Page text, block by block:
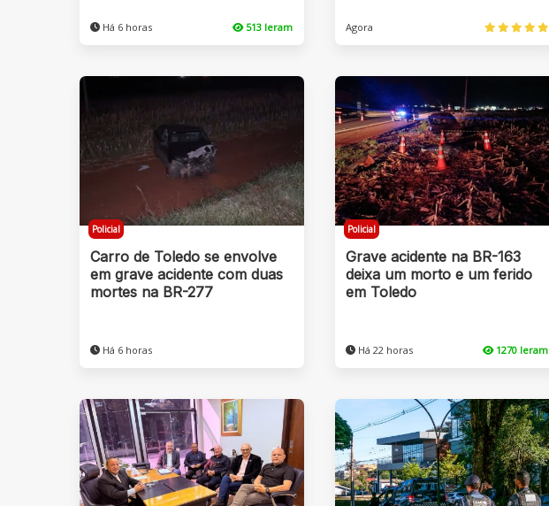
Há 6 horas 513 leram Agora
Policial
Carro de Toledo se envolve
em grave acidente com duas
mortes na BR-277
Há 6 horas
Policial
Grave acidente na BR-163
deixa um morto e um ferido
em Toledo
Há 22 horas 1270 leram